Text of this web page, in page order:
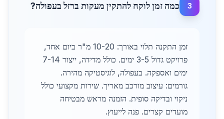
3 כמה זמן לוקח להתקין מעקות ברזל בעפולה?
זמן התקנה תלוי באורך: 10-20 מ"ר ביום אחד,
פרויקט גדול 3-5 ימים. כולל מדידה, ייצור 7-14
ימים ואספקה. בעפולה, לוגיסטיקה מהירה.
גורמים: עיצוב מורכב מאריך. שירות מקצועי כולל
ניקוי ובדיקה סופית. הזמנה מראש מבטיחה
מועדים קצרים. פנה לייעוץ.